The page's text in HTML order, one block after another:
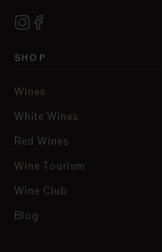
SHOP
Wines
White Wines
Red Wines
Wine Tourism
Wine Club
Blog